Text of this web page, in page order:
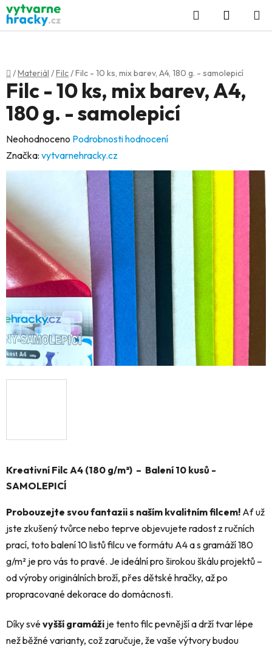
Přejít
na
obsah
Hledat
KOŠÍK
Domů
/Materiál /Filc/Filc - 10 ks, mix barev, A4, 180 g. - samolepicí
Kreativní Filc A4 (180 g/m²) – Balení 10 kusů -
SAMOLEPICÍ
Probouzejte svou fantazii s naším kvalitním filcem! Ať už
jste zkušený tvůrce nebo teprve objevujete radost z ručních
prací, toto balení 10 listů filcu ve formátu A4 a s gramáží 180
g/m² je pro vás to pravé. Je ideální pro širokou škálu projektů –
od výroby originálních broží, přes dětské hračky, až po
propracované dekorace do domácnosti.
Díky svévyšší gramáži je tento filc pevnější a drží tvar lépe
než běžné varianty, což zaručuje, že vaše výtvory budou
Filc - 10 ks, mix barev, A4,
180 g. - samolepicí
Průměrné
hodnocení
produktu
je
0,0
z
5
hvězdiček.
Neohodnoceno Podrobnosti hodnocení
Značka: vytvarnehracky.cz